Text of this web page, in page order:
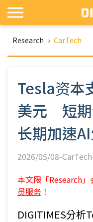
Research › CarTech
Tesla资本
美元 短
长期加速
2026/05/08-
本文限「Research
员服务 ！
DIGITIMES分析